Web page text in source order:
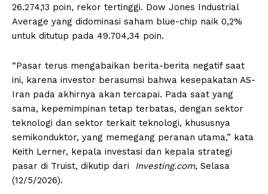
26.274,13 poin, rekor tertinggi. Dow Jones Industrial
Average yang didominasi saham blue-chip naik 0,2%
untuk ditutup pada 49.704,34 poin.
“Pasar terus mengabaikan berita-berita negatif saat
ini, karena investor berasumsi bahwa kesepakatan AS-
Iran pada akhirnya akan tercapai. Pada saat yang
sama, kepemimpinan tetap terbatas, dengan sektor
teknologi dan sektor terkait teknologi, khususnya
semikonduktor, yang memegang peranan utama,” kata
Keith Lerner, kepala investasi dan kepala strategi
pasar di Truist, dikutip dari Investing.com, Selasa
(12/5/2026).